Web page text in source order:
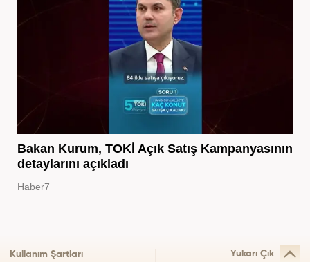
Bakan Kurum, TOKİ Açık Satış Kampanyasının
detaylarını açıkladı
Haber7
Kullanım Şartları Yukarı Çık